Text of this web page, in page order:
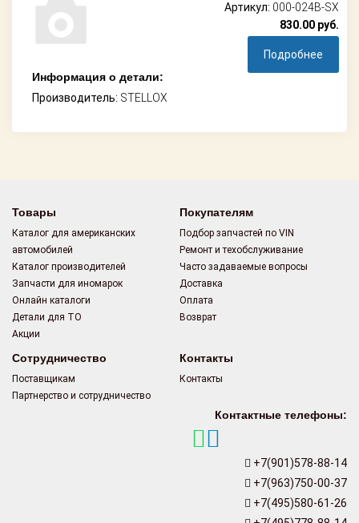
Информация о детали:
Производитель: STELLOX
Артикул: 000-024B-SX
830.00 руб.
Подробнее
Товары
Каталог для американских
автомобилей
Каталог производителей
Запчасти для иномарок
Онлайн каталоги
Детали для ТО
Акции
Покупателям
Подбор запчастей по VIN
Ремонт и техобслуживание
Часто задаваемые вопросы
Доставка
Оплата
Возврат
Сотрудничество
Поставщикам
Партнерство и сотрудничество
Контакты
Контакты
Контактные телефоны:
+7(901)578-88-14
+7(963)750-00-37
+7(495)580-61-26